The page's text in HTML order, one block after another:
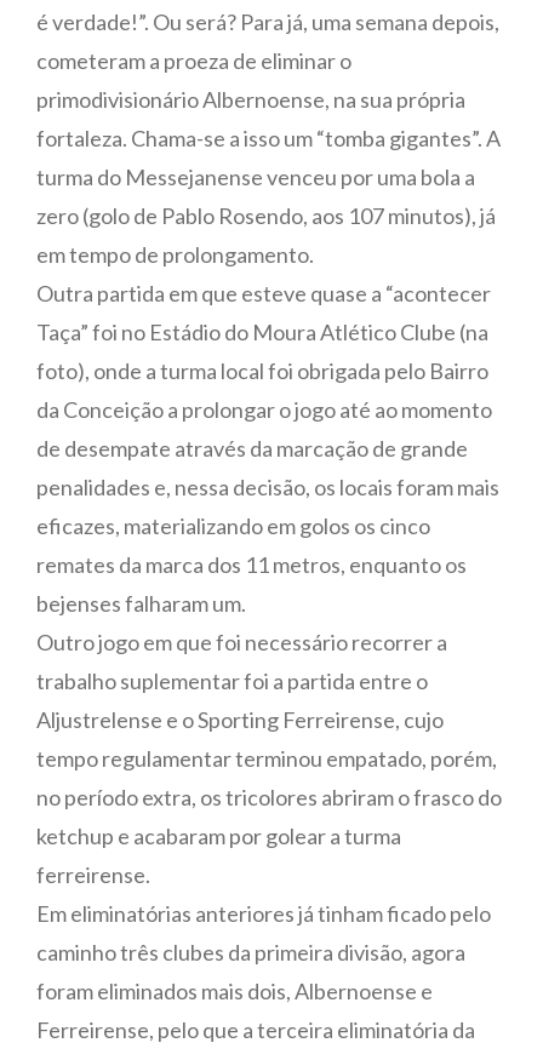
é verdade!”. Ou será? Para já, uma semana depois,
cometeram a proeza de eliminar o
primodivisionário Albernoense, na sua própria
fortaleza. Chama-se a isso um “tomba gigantes”. A
turma do Messejanense venceu por uma bola a
zero (golo de Pablo Rosendo, aos 107 minutos), já
em tempo de prolongamento.
Outra partida em que esteve quase a “acontecer
Taça” foi no Estádio do Moura Atlético Clube (na
foto), onde a turma local foi obrigada pelo Bairro
da Conceição a prolongar o jogo até ao momento
de desempate através da marcação de grande
penalidades e, nessa decisão, os locais foram mais
eficazes, materializando em golos os cinco
remates da marca dos 11 metros, enquanto os
bejenses falharam um.
Outro jogo em que foi necessário recorrer a
trabalho suplementar foi a partida entre o
Aljustrelense e o Sporting Ferreirense, cujo
tempo regulamentar terminou empatado, porém,
no período extra, os tricolores abriram o frasco do
ketchup e acabaram por golear a turma
ferreirense.
Em eliminatórias anteriores já tinham ficado pelo
caminho três clubes da primeira divisão, agora
foram eliminados mais dois, Albernoense e
Ferreirense, pelo que a terceira eliminatória da